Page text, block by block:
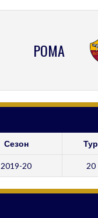
РОМА
Сезон Тур
2019-20 20